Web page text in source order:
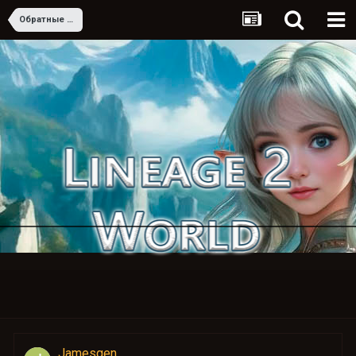
Обратные ссылки. сколько проиндексировано страниц сайта